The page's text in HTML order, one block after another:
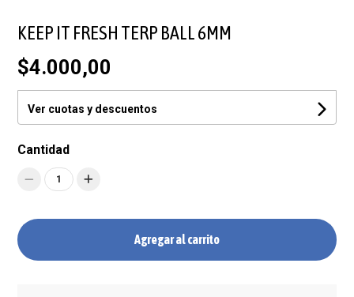
KEEP IT FRESH TERP BALL 6MM
$4.000,00
Ver cuotas y descuentos
Cantidad
1
Agregar al carrito